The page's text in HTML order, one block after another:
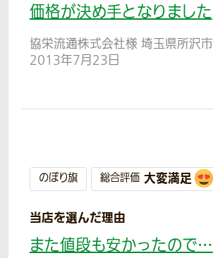
価格が決め手となりました
協栄流通株式会社様 埼玉県所沢市
2013年7月23日
のぼり旗 総合評価 大変満足
当店を選んだ理由
また値段も安かったので…